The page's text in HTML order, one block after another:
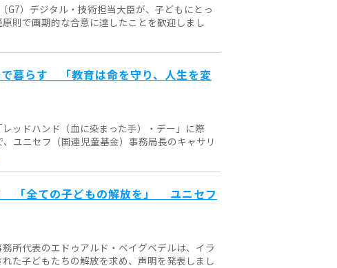
G7）デジタル・技術担当大臣が、子どもにとっ
則で画期的な合意に達したことを歓迎しまし
暮らす 「教育は命を守り、人生を変
ッドハンド（血に染まった手）・デー」に際
ユニセフ（国連児童基金）事務局長のキャサリ
「全ての子どもの解放を」 ユニセフ
所代表のエドゥアルド・ベイグベデルは、イラ
た子どもたちの解放を求め、声明を発表しまし